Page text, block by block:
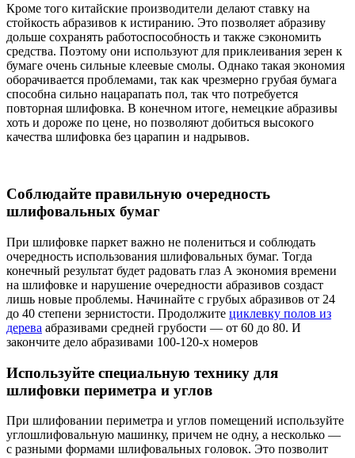
Кроме того китайские производители делают ставку на
стойкость абразивов к истиранию. Это позволяет абразиву
дольше сохранять работоспособность и также сэкономить
средства. Поэтому они используют для приклеивания зерен к
бумаге очень сильные клеевые смолы. Однако такая экономия
оборачивается проблемами, так как чрезмерно грубая бумага
способна сильно нацарапать пол, так что потребуется
повторная шлифовка. В конечном итоге, немецкие абразивы
хоть и дороже по цене, но позволяют добиться высокого
качества шлифовка без царапин и надрывов.
Соблюдайте правильную очередность
шлифовальных бумаг
При шлифовке паркет важно не полениться и соблюдать
очередность использования шлифовальных бумаг. Тогда
конечный результат будет радовать глаз А экономия времени
на шлифовке и нарушение очередности абразивов создаст
лишь новые проблемы. Начинайте с грубых абразивов от 24
до 40 степени зернистости. Продолжите циклевку полов из
дерева абразивами средней грубости — от 60 до 80. И
закончите дело абразивами 100-120-х номеров
Используйте специальную технику для
шлифовки периметра и углов
При шлифовании периметра и углов помещений используйте
углошлифовальную машинку, причем не одну, а несколько —
с разными формами шлифовальных головок. Это позволит